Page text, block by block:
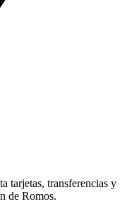
tarjetas, transferencias y
de Romos.